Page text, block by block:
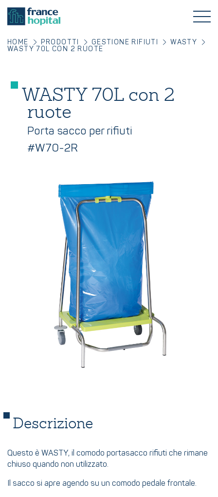
HOME PRODOTTI GESTIONE RIFIUTI
WASTY
WASTY 70L CON 2 RUOTE
WASTY 70L con 2
ruote
Porta sacco per rifiuti
#W70-2R
Descrizione
Questo è WASTY, il comodo portasacco rifiuti che rimane
chiuso quando non utilizzato.
Il sacco si apre agendo su un comodo pedale frontale.